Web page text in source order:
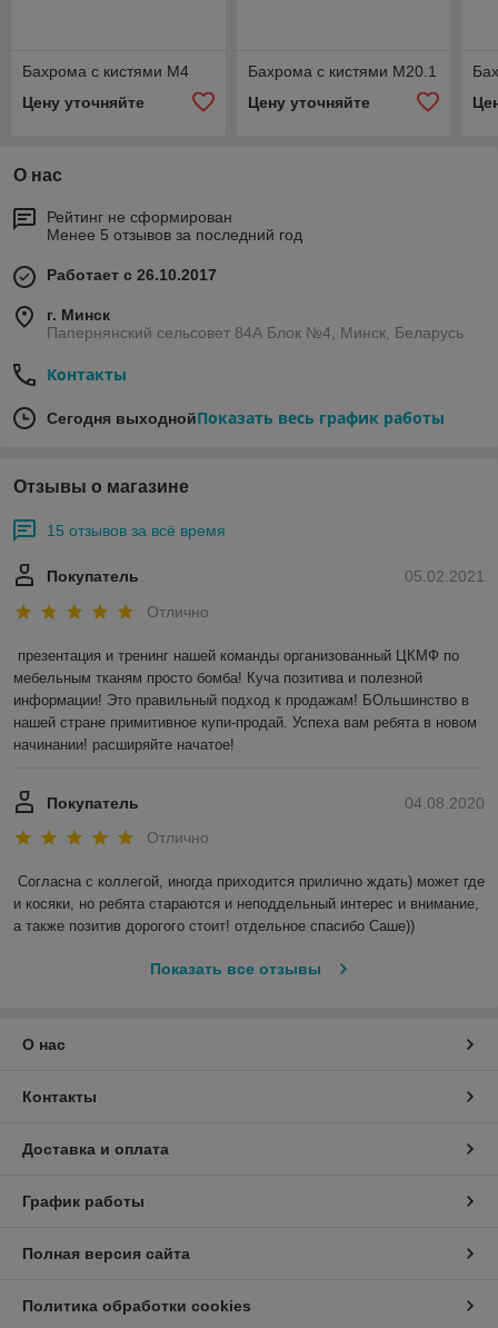
Бахрома с кистями М4
Цену уточняйте
Бахрома с кистями М20.1
Цену уточняйте
О нас
Рейтинг не сформирован
Менее 5 отзывов за последний год
Работает с 26.10.2017
г. Минск
Папернянский сельсовет 84А Блок №4, Минск, Беларусь
Контакты
Сегодня выходнойПоказать весь график работы
Отзывы о магазине
15 отзывов за всё время
05.02.2021
Покупатель
Отлично
презентация и тренинг нашей команды организованный ЦКМФ по
мебельным тканям просто бомба! Куча позитива и полезной
информации! Это правильный подход к продажам! БОльшинство в
нашей стране примитивное купи-продай. Успеха вам ребята в новом
начинании! расширяйте начатое!
04.08.2020
Покупатель
Отлично
Согласна с коллегой, иногда приходится прилично ждать) может где
и косяки, но ребята стараются и неподдельный интерес и внимание,
а также позитив дорогого стоит! отдельное спасибо Саше))
Показать все отзывы
О нас
Контакты
Доставка и оплата
График работы
Полная версия сайта
Политика обработки cookies